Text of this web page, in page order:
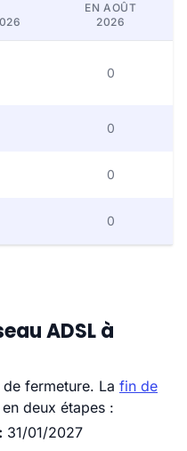
EN AOÛT
2026
0
0
0
0
ADSL à
fermeture. La fin de
deux étapes :
31/01/2027